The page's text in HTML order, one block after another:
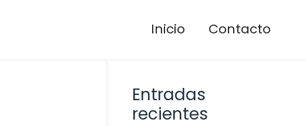
Inicio Contacto
Entradas
recientes